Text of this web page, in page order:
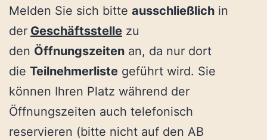
Melden Sie sich bitte ausschließlich in
der Geschäftsstelle zu
den Öffnungszeiten an, da nur dort
die Teilnehmerliste geführt wird. Sie
können Ihren Platz während der
Öffnungszeiten auch telefonisch
reservieren (bitte nicht auf den AB